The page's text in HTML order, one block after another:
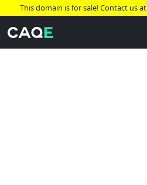
This domain is for sale! Contact us at